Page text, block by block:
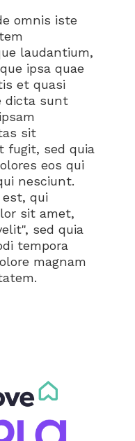
omnis iste
laudantium,
ipsa quae
et quasi
dicta sunt
sit
fugit, sed quia
eos qui
nesciunt.
est, qui
sit amet,
sed quia
tempora
magnam